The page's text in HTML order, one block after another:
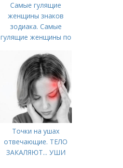
Самые гулящие
женщины знаков
зодиака. Самые
гулящие женщины по
Точки на ушах
отвечающие. ТЕЛО
ЗАКАЛЯЮТ... УШИ